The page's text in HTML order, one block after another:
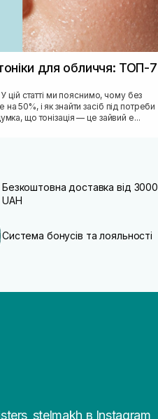
для обличчя: ТОП-7
50%, і як знайти засіб під потреби
Хибною є думка, що тонізація — це зайвий е...
Безкоштовна доставка від 3000
UAH
Система бонусів та лояльності
в Instagram